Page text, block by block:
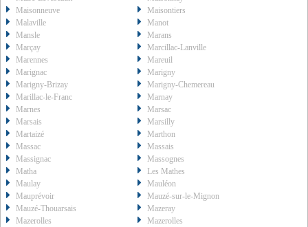
Maisonneuve
Maisontiers
Malaville
Manot
Mansle
Marans
Marçay
Marcillac-Lanville
Marennes
Mareuil
Marignac
Marigny
Marigny-Brizay
Marigny-Chemereau
Marillac-le-Franc
Marnay
Marnes
Marsac
Marsais
Marsilly
Martaizé
Marthon
Massac
Massais
Massignac
Massognes
Matha
Les Mathes
Maulay
Mauléon
Mauprévoir
Mauzé-sur-le-Mignon
Mauzé-Thouarsais
Mazeray
Mazerolles
Mazerolles